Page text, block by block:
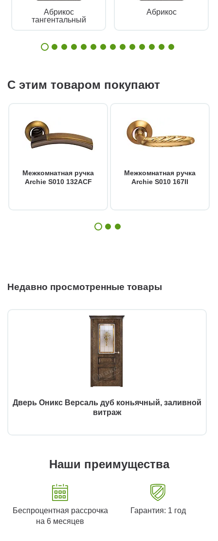
Абрикос
тангентальный
Абрикос
С этим товаром покупают
Межкомнатная ручка
Archie S010 132ACF
Межкомнатная ручка
Archie S010 167II
Недавно просмотренные товары
Дверь Оникс Версаль дуб коньячный, заливной
витраж
Наши преимущества
Беспроцентная рассрочка
на 6 месяцев
Гарантия: 1 год